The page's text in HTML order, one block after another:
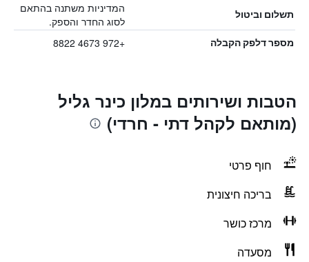
תשלום וביטול
המדיניות משתנה בהתאם
לסוג החדר והספק.
מספר דלפק הקבלה +972 4673 8822
הטבות ושירותים במלון כינר גליל
(מותאם לקהל דתי - חרדי)
חוף פרטי
בריכה חיצונית
מרכז כושר
מסעדה